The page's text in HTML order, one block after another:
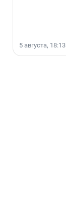
5 августа, 18:13